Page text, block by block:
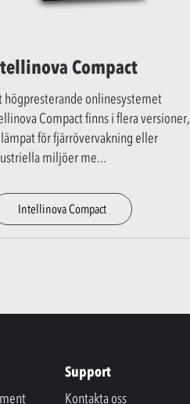
Compact
högpresterande onlinesystemet
Compact finns i flera versioner,
för fjärrövervakning eller
miljöer me...
Intellinova Compact
Support
Kontakta oss